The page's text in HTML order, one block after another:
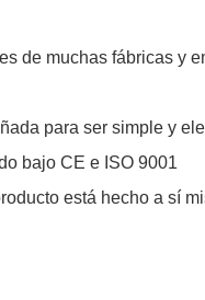
de muchas fábricas y
para ser simple y
bajo CE e ISO 9001
está hecho a sí